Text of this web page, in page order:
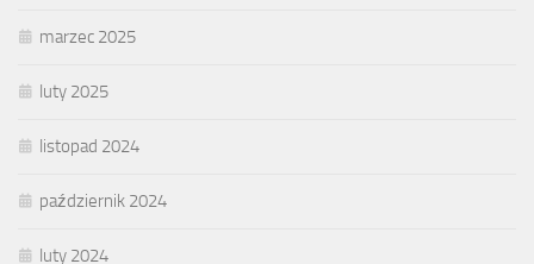
marzec 2025
luty 2025
listopad 2024
październik 2024
luty 2024